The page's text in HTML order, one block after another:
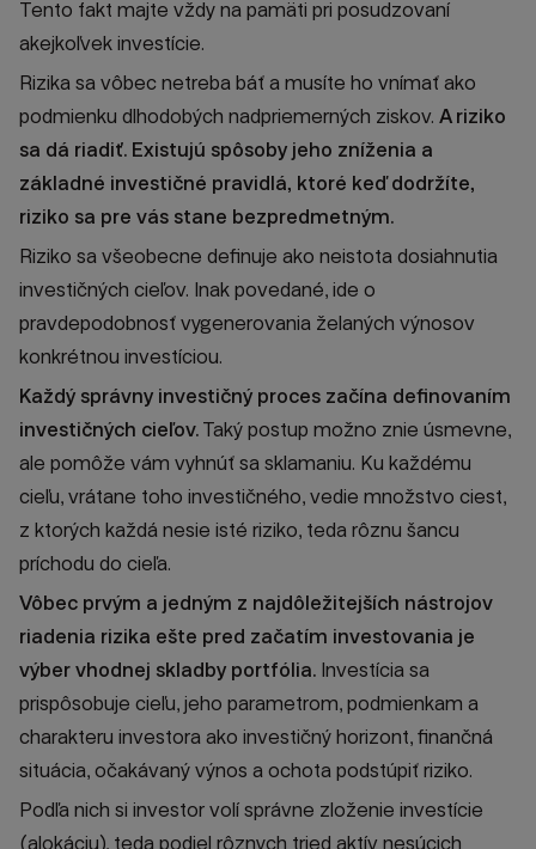
Tento fakt majte vždy na pamäti pri posudzovaní
akejkoľvek investície.
Rizika sa vôbec netreba báť a musíte ho vnímať ako
podmienku dlhodobých nadpriemerných ziskov. A riziko
sa dá riadiť. Existujú spôsoby jeho zníženia a
základné investičné pravidlá, ktoré keď dodržíte,
riziko sa pre vás stane bezpredmetným.
Riziko sa všeobecne definuje ako neistota dosiahnutia
investičných cieľov. Inak povedané, ide o
pravdepodobnosť vygenerovania želaných výnosov
konkrétnou investíciou.
Každý správny investičný proces začína definovaním
investičných cieľov. Taký postup možno znie úsmevne,
ale pomôže vám vyhnúť sa sklamaniu. Ku každému
cieľu, vrátane toho investičného, vedie množstvo ciest,
z ktorých každá nesie isté riziko, teda rôznu šancu
príchodu do cieľa.
Vôbec prvým a jedným z najdôležitejších nástrojov
riadenia rizika ešte pred začatím investovania je
výber vhodnej skladby portfólia. Investícia sa
prispôsobuje cieľu, jeho parametrom, podmienkam a
charakteru investora ako investičný horizont, finančná
situácia, očakávaný výnos a ochota podstúpiť riziko.
Podľa nich si investor volí správne zloženie investície
(alokáciu), teda podiel rôznych tried aktív nesúcich